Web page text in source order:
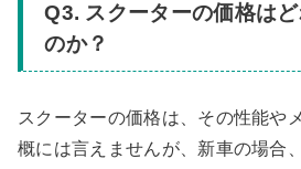
Q3. スクーターの価格は
のか？
スクーターの価格は、その性能や
概には言えませんが、新車の場合